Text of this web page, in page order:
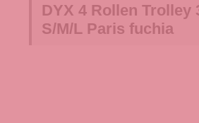
DYX 4 Rollen Trolley
S/M/L Paris fuchia